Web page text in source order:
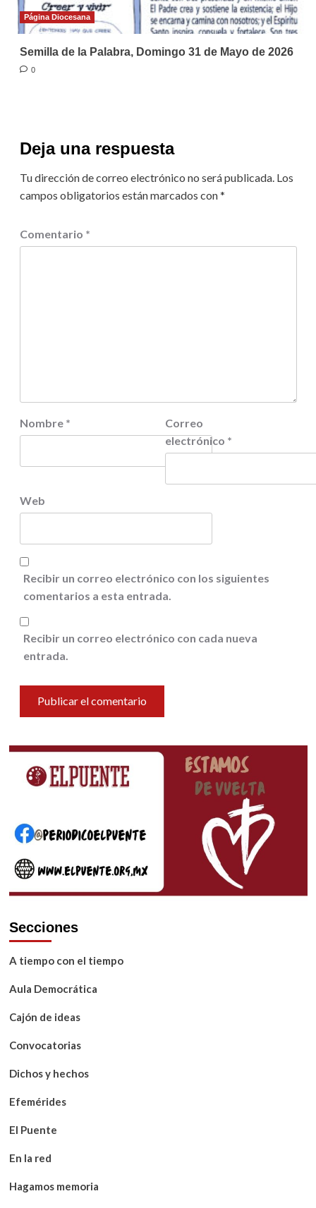
Página Diocesana
Semilla de la Palabra, Domingo 31 de Mayo de 2026
0
Deja una respuesta
Tu dirección de correo electrónico no será publicada. Los
campos obligatorios están marcados con*
Comentario *
Nombre *
Correo
electrónico *
Web
Recibir un correo electrónico con los siguientes
comentarios a esta entrada.
Recibir un correo electrónico con cada nueva
entrada.
Secciones
A tiempo con el tiempo
Aula Democrática
Cajón de ideas
Convocatorias
Dichos y hechos
Efemérides
El Puente
En la red
Hagamos memoria